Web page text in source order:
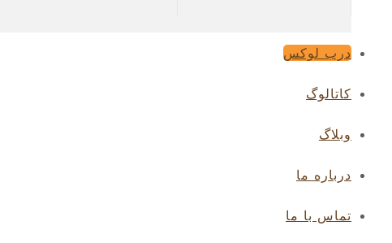
درب لوکس
کاتالوگ
وبلاگ
درباره ما
تماس با ما